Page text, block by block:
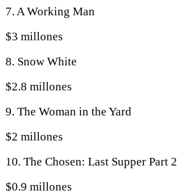
7. A Working Man
$3 millones
8. Snow White
$2.8 millones
9. The Woman in the Yard
$2 millones
10. The Chosen: Last Supper Part 2
$0.9 millones